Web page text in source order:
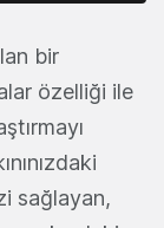
bir
özelliği ile
sağlayan,